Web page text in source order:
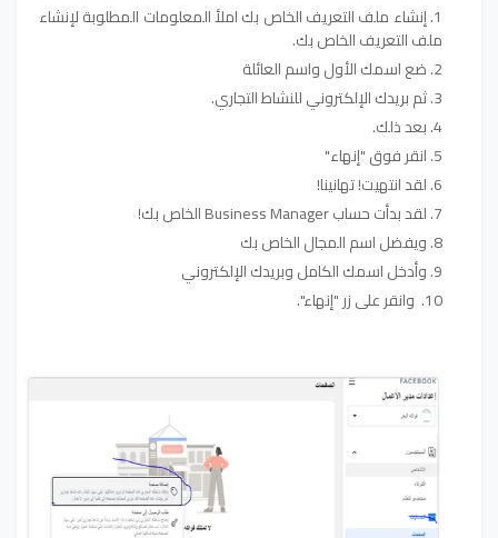
إنشاء ملف التعريف الخاص بك املأ المعلومات المطلوبة لإنشاء
ملف التعريف الخاص بك.
ضع اسمك الأول واسم العائلة
ثم بريدك الإلكتروني للنشاط التجاري.
بعد ذلك.
انقر فوق "إنهاء"
لقد انتهيت! تهانينا!
لقد بدأت حساب Business Manager الخاص بك!
ويفضل اسم المجال الخاص بك
وأدخل اسمك الكامل وبريدك الإلكتروني
وانقر على زر "إنهاء".